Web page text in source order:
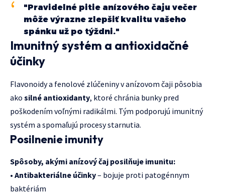
"Pravidelné pitie anízového čaju večer
môže výrazne zlepšiť kvalitu vašeho
spánku už po týždni."
Imunitný systém a antioxidačné
účinky
Flavonoidy a fenolové zlúčeniny v anízovom čaji pôsobia
ako silné antioxidanty, ktoré chránia bunky pred
poškodením voľnými radikálmi. Tým podporujú imunitný
systém a spomaľujú procesy starnutia.
Posilnenie imunity
Spôsoby, akými anízový čaj posilňuje imunitu:
• Antibakteriálne účinky– bojuje proti patogénnym
baktériám